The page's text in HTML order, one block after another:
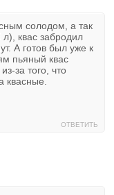
солодом, а так
л), квас забродил
А готов был уже к
пьяный квас
за того, что
квасные.
ОТВЕТИТЬ